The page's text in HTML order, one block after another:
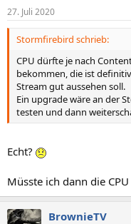
27. Juli 2020
Stormfirebird schrieb:
CPU dürfte je nach
bekommen, die ist
Stream gut aussehen soll.
Ein upgrade wäre an der
testen und dann
Echt?
Müsste ich dann die
BrownieTV